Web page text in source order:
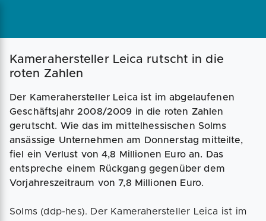
Magazin Businessplan Fördermittel
Kamerahersteller Leica rutscht in die
roten Zahlen
Der Kamerahersteller Leica ist im abgelaufenen
Geschäftsjahr 2008/2009 in die roten Zahlen
gerutscht. Wie das im mittelhessischen Solms
ansässige Unternehmen am Donnerstag mitteilte,
fiel ein Verlust von 4,8 Millionen Euro an. Das
entspreche einem Rückgang gegenüber dem
Vorjahreszeitraum von 7,8 Millionen Euro.
Solms (ddp-hes). Der Kamerahersteller Leica ist im